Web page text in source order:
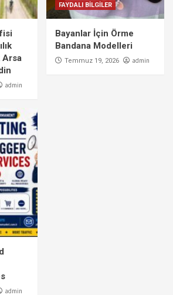
Arsa
admin
FAYDALI BİLGİLER
Bayanlar İçin Örme
Bandana Modelleri
Temmuz 19, 2026 admin
admin